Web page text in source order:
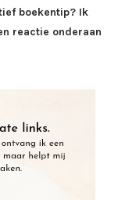
boekentip? Ik
reactie onderaan